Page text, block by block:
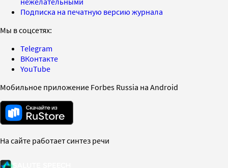
Подписка на печатную версию журнала
Мы в соцсетях:
Telegram
ВКонтакте
YouTube
Мобильное приложение Forbes Russia на Android
На сайте работает синтез речи